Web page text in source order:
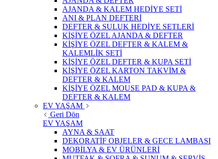
AJANDA & KALEM HEDİYE SETİ
ANI & PLAN DEFTERİ
DEFTER & SULUK HEDİYE SETLERİ
KİŞİYE ÖZEL AJANDA & DEFTER
KİŞİYE ÖZEL DEFTER & KALEM &
KALEMLİK SETİ
KİŞİYE ÖZEL DEFTER & KUPA SETİ
KİŞİYE ÖZEL KARTON TAKVİM &
DEFTER & KALEM
KİŞİYE ÖZEL MOUSE PAD & KUPA &
DEFTER & KALEM
EV YAŞAM
Geri Dön
EV YAŞAM
AYNA & SAAT
DEKORATİF OBJELER & GECE LAMBASI
MOBİLYA & EV ÜRÜNLERİ